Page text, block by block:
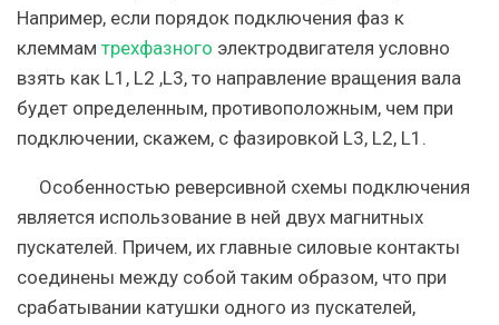
Например, если порядок подключения фаз к
клеммам трехфазного электродвигателя условно
взять как L1, L2 ,L3, то направление вращения вала
будет определенным, противоположным, чем при
подключении, скажем, с фазировкой L3, L2, L1.
Особенностью реверсивной схемы подключения
является использование в ней двух магнитных
пускателей. Причем, их главные силовые контакты
соединены между собой таким образом, что при
срабатывании катушки одного из пускателей,